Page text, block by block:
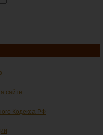
сайте
Кодекса РФ